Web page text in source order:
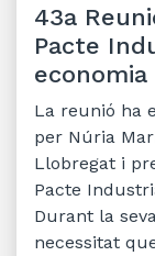
43a
Pacte
La reunió ha
per Núria
Llobregat i
Pacte
Durant la
necessitat